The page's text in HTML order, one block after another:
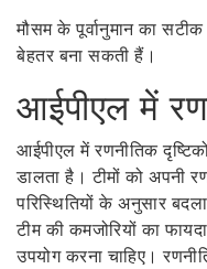
मौसम के पूर्वानुमान का
बेहतर बना सकती हैं।
आईपीएल में
आईपीएल में रणनीतिक
डालता है। टीमों को अपनी
परिस्थितियों के अनुसार
टीम की कमजोरियों का
उपयोग करना चाहिए।